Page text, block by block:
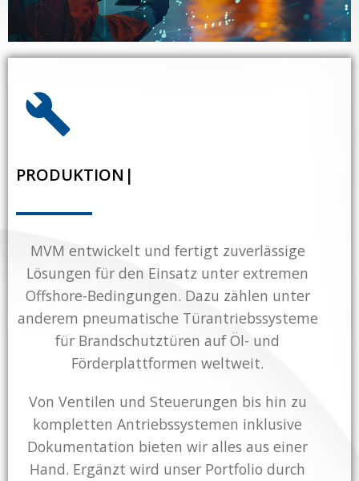
PRO|
MVM entwickelt und fertigt zuverlässige
Lösungen für den Einsatz unter extremen
Offshore-Bedingungen. Dazu zählen unter
anderem pneumatische Türantriebssysteme
für Brandschutztüren auf Öl- und
Förderplattformen weltweit.
Von Ventilen und Steuerungen bis hin zu
kompletten Antriebssystemen inklusive
Dokumentation bieten wir alles aus einer
Hand. Ergänzt wird unser Portfolio durch